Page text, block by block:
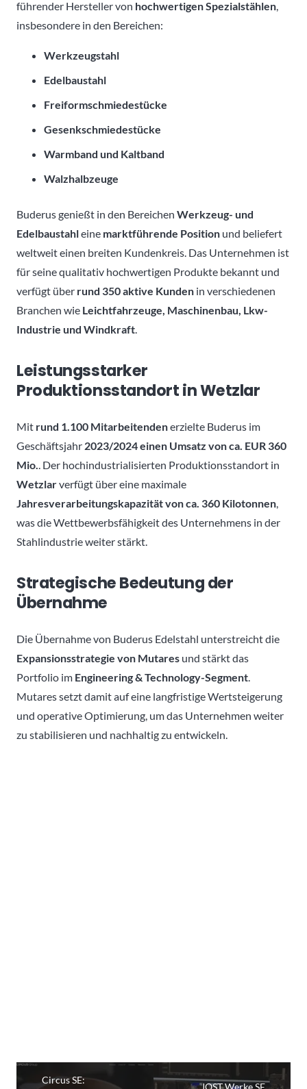
führender Hersteller von hochwertigen Spezialstählen,
insbesondere in den Bereichen:
Werkzeugstahl
Edelbaustahl
Freiformschmiedestücke
Gesenkschmiedestücke
Warmband und Kaltband
Walzhalbzeuge
Buderus genießt in den Bereichen Werkzeug- und
Edelbaustahleine marktführende Position und beliefert
weltweit einen breiten Kundenkreis. Das Unternehmen ist
für seine qualitativ hochwertigen Produkte bekannt und
verfügt über rund 350 aktive Kunden in verschiedenen
Branchen wie Leichtfahrzeuge, Maschinenbau, Lkw-
Industrie und Windkraft.
Leistungsstarker
Produktionsstandort in Wetzlar
Mit rund 1.100 Mitarbeitendenerzielte Buderus im
Geschäftsjahr 2023/2024 einen Umsatz von ca. EUR 360
Mio.. Der hochindustrialisierten Produktionsstandort in
Wetzlarverfügt über eine maximale
Jahresverarbeitungskapazität von ca. 360 Kilotonnen,
was die Wettbewerbsfähigkeit des Unternehmens in der
Stahlindustrie weiter stärkt.
Strategische Bedeutung der
Übernahme
Die Übernahme von Buderus Edelstahl unterstreicht die
Expansionsstrategie von Mutares und stärkt das
Portfolio im Engineering & Technology-Segment.
Mutares setzt damit auf eine langfristige Wertsteigerung
und operative Optimierung, um das Unternehmen weiter
zu stabilisieren und nachhaltig zu entwickeln.
Circus SE:
JOST Werke SE